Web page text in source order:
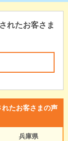
れたお客さま
たお客さまの声
兵庫県